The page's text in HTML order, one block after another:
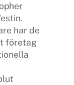
har de
företag